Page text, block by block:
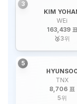
3
KIM
WEi
163,439
🥉3위
5
TNX
8,706 표
5위